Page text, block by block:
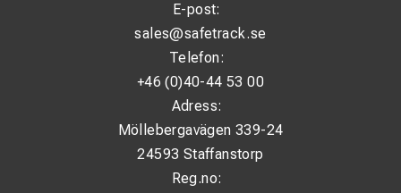
E-post:
sales@safetrack.se
Telefon:
+46 (0)40-44 53 00
Adress:
Möllebergavägen 339-24
24593 Staffanstorp
Reg.no: